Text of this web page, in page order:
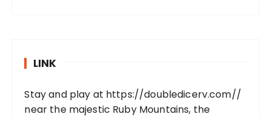
LINK
Stay and play at https://doubledicerv.com//
near the majestic Ruby Mountains, the